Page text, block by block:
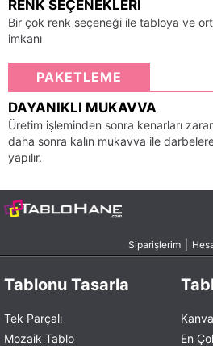
RENK SEÇENEKLERI
Bir çok renk seçeneği ile tabloya ve
imkanı
PAKETLEME
DAYANIKLI MUKAVVA
Üretim işleminden sonra kenarları
daha sonra kalın mukavva ile
yapılır.
Siparişlerim
Tablonu Tasarla
Tek Parçalı
Mozaik Tablo
En